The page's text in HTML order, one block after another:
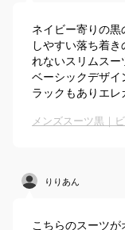
ネイビー寄りの
しやすい落ち着
れないスリムスー
ベーシックデザイ
ラックもありエレ
りりあん
こちらのスーツ